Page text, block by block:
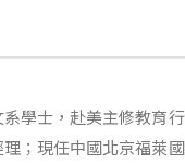
學士，赴美主修教育
；現任中國北京福萊